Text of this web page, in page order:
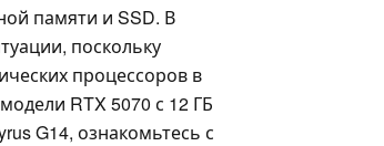
памяти и SSD. В
поскольку
процессоров в
RTX 5070 с 12 ГБ
G14, ознакомьтесь с